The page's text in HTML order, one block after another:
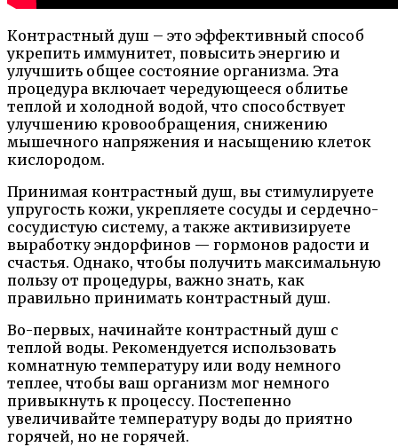
Контрастный душ – это эффективный способ
укрепить иммунитет, повысить энергию и
улучшить общее состояние организма. Эта
процедура включает чередующееся облитье
теплой и холодной водой, что способствует
улучшению кровообращения, снижению
мышечного напряжения и насыщению клеток
кислородом.
Принимая контрастный душ, вы стимулируете
упругость кожи, укрепляете сосуды и сердечно-
сосудистую систему, а также активизируете
выработку эндорфинов — гормонов радости и
счастья. Однако, чтобы получить максимальную
пользу от процедуры, важно знать, как
правильно принимать контрастный душ.
Во-первых, начинайте контрастный душ с
теплой воды. Рекомендуется использовать
комнатную температуру или воду немного
теплее, чтобы ваш организм мог немного
привыкнуть к процессу. Постепенно
увеличивайте температуру воды до приятно
горячей, но не горячей.